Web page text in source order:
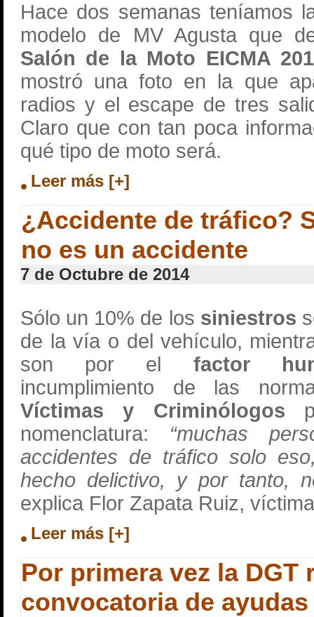
Hace dos semanas teníamos
modelo de MV Agusta que
Salón de la Moto EICMA
mostró una foto en la que
radios y el escape de tres
Claro que con tan poca
qué tipo de moto será.
Leer más [+]
¿Accidente de tráfico?
no es un accidente
7 de Octubre de 2014
Sólo un 10% de los siniestros
de la vía o del vehículo,
son por el factor
incumplimiento de las
Víctimas y Criminólogos
nomenclatura: “muchas
accidentes de tráfico solo
hecho delictivo, y por tanto,
explica Flor Zapata Ruiz,
Leer más [+]
Por primera vez la DGT
convocatoria de ayudas